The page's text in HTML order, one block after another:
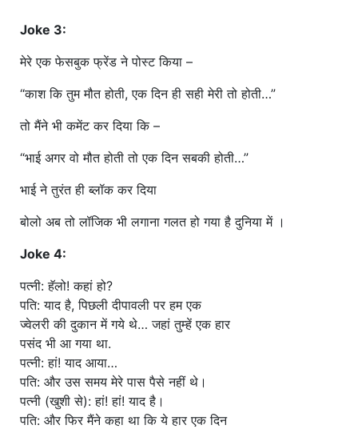
Joke 3:
मेरे एक फेसबुक फ्रेंड ने पोस्ट किया –
“काश कि तुम मौत होती, एक दिन ही सही मेरी तो होती…”
तो मैंने भी कमेंट कर दिया कि –
“भाई अगर वो मौत होती तो एक दिन सबकी होती…”
भाई ने तुरंत ही ब्लॉक कर दिया
बोलो अब तो लॉजिक भी लगाना गलत हो गया है दुनिया में ।
Joke 4:
पत्नी: हॅलो! कहां हो?
पति: याद है, पिछली दीपावली पर हम एक
ज्वेलरी की दुकान में गये थे… जहां तुम्हें एक हार
पसंद भी आ गया था.
पत्नी: हां! याद आया…
पति: और उस समय मेरे पास पैसे नहीं थे।
पत्नी (खुशी से): हां! हां! याद है।
पति: और फिर मैंने कहा था कि ये हार एक दिन